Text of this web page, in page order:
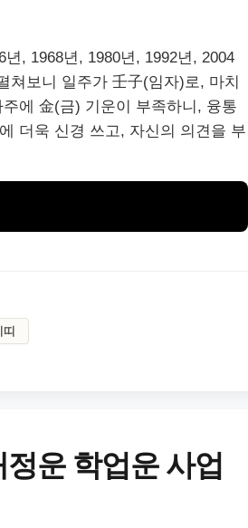
, 1968년, 1980년, 1992년, 2004
쳐보니 일주가 壬子(임자)로, 마치
에 金(금) 기운이 부족하니, 융통
더욱 신경 쓰고, 자신의 의견을 부
운 학업운 사업